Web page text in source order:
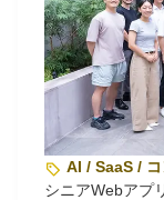
AI / SaaS /
シニアWebアプ